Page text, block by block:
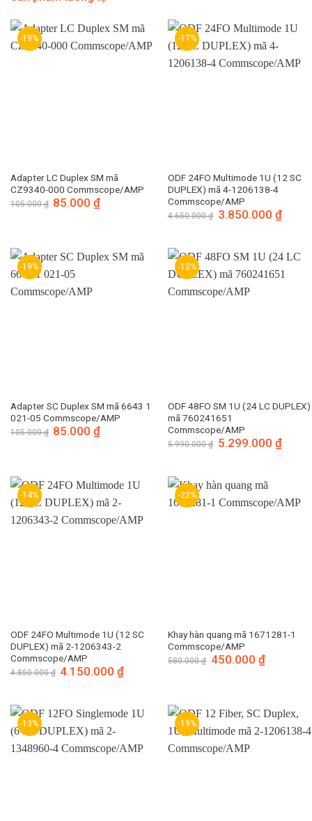
-19%
Adapter LC Duplex SM mã
CZ9340-000 Commscope/AMP
105.000₫ Giá
gốc
85.000₫
-17%
ODF 24FO Multimode 1U (12 SC
DUPLEX) mã 4-1206138-4
Commscope/AMP
4.650.000₫ Giá
gốc
3.850.000 ₫Giá
-19%
Adapter SC Duplex SM mã 6643 1
021-05 Commscope/AMP
105.000₫ Giá
gốc
85.000₫
-12%
ODF 48FO SM 1U (24 LC DUPLEX)
mã 760241651
Commscope/AMP
5.990.000₫ Giá
gốc
5.299.000 ₫Giá
-14%
ODF 24FO Multimode 1U (12 SC
DUPLEX) mã 2-1206343-2
Commscope/AMP
4.850.000₫ Giá
gốc
4.150.000₫
4.150.000 ₫.
-22%
Khay hàn quang mã 1671281-1
Commscope/AMP
580.000₫ Giá
gốc
450.000 ₫Giá
-13% -19%